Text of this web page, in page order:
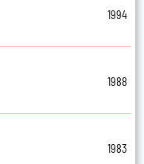
1994
1988
1983